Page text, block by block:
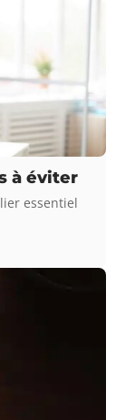
à éviter
essentiel